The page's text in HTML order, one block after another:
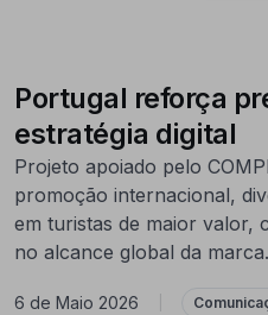
Portugal reforça
estratégia digital
Projeto apoiado pelo
promoção internacional,
em turistas de maior valor,
no alcance global da marca.
6 de Maio 2026